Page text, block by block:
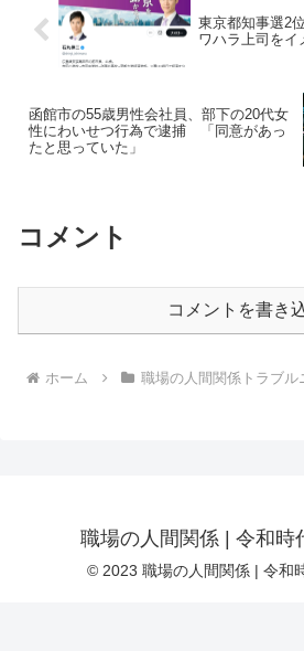
東京都知事選2
ワハラ上司をイ
函館市の55歳男性会社員、部下の20代女
性にわいせつ行為で逮捕 「同意があっ
たと思っていた」
コメント
コメントを書き
ホーム 職場の人間関係トラブル
職場の人間関係 | 令和時
© 2023 職場の人間関係 | 令和